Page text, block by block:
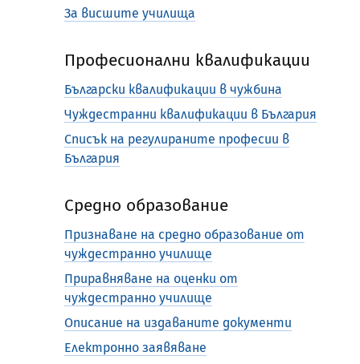
За висшите училища
Професионални квалификации
Български квалификации в чужбина
Чуждестранни квалификации в България
Списък на регулираните професии в
България
Средно образование
Признаване на средно образование от
чуждестранно училище
Приравняване на оценки от
чуждестранно училище
Описание на издаваните документи
Електронно заявяване